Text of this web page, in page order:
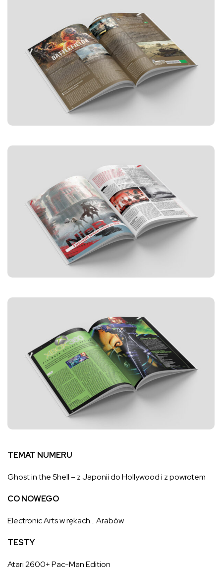
TEMAT NUMERU
Ghost in the Shell – z Japonii do Hollywood i z powrotem
CO NOWEGO
Electronic Arts w rękach… Arabów
TESTY
Atari 2600+ Pac-Man Edition